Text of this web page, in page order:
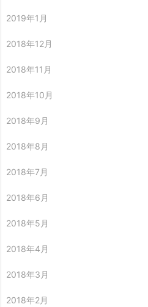
2019年1月
2018年12月
2018年11月
2018年10月
2018年9月
2018年8月
2018年7月
2018年6月
2018年5月
2018年4月
2018年3月
2018年2月